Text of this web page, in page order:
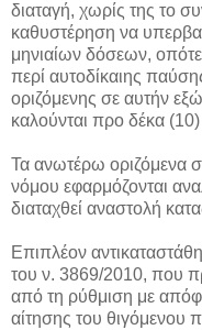
διαταγή, χωρίς της το
καθυστέρηση να
μηνιαίων δόσεων,
περί αυτοδίκαιης
οριζόμενης σε αυτήν
καλούνται προ δέκα
Τα ανωτέρω οριζόμενα
νόμου εφαρμόζονται
διαταχθεί αναστολή
Επιπλέον
του ν. 3869/2010, που
από τη ρύθμιση με
αίτησης του